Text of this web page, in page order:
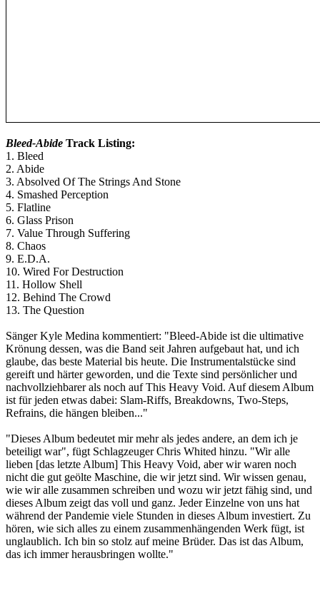
Bleed-Abide Track Listing:
1. Bleed
2. Abide
3. Absolved Of The Strings And Stone
4. Smashed Perception
5. Flatline
6. Glass Prison
7. Value Through Suffering
8. Chaos
9. E.D.A.
10. Wired For Destruction
11. Hollow Shell
12. Behind The Crowd
13. The Question
Sänger Kyle Medina kommentiert: "Bleed-Abide ist die ultimative
Krönung dessen, was die Band seit Jahren aufgebaut hat, und ich
glaube, das beste Material bis heute. Die Instrumentalstücke sind
gereift und härter geworden, und die Texte sind persönlicher und
nachvollziehbarer als noch auf This Heavy Void. Auf diesem Album
ist für jeden etwas dabei: Slam-Riffs, Breakdowns, Two-Steps,
Refrains, die hängen bleiben..."
"Dieses Album bedeutet mir mehr als jedes andere, an dem ich je
beteiligt war", fügt Schlagzeuger Chris Whited hinzu. "Wir alle
lieben [das letzte Album] This Heavy Void, aber wir waren noch
nicht die gut geölte Maschine, die wir jetzt sind. Wir wissen genau,
wie wir alle zusammen schreiben und wozu wir jetzt fähig sind, und
dieses Album zeigt das voll und ganz. Jeder Einzelne von uns hat
während der Pandemie viele Stunden in dieses Album investiert. Zu
hören, wie sich alles zu einem zusammenhängenden Werk fügt, ist
unglaublich. Ich bin so stolz auf meine Brüder. Das ist das Album,
das ich immer herausbringen wollte."